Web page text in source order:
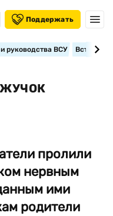
Поддержать
руководства ВСУ
пролили
нервным
ими
родители